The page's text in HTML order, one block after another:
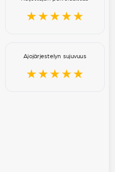
★★★★★
Ajojärjestelyn sujuvuus
★★★★★